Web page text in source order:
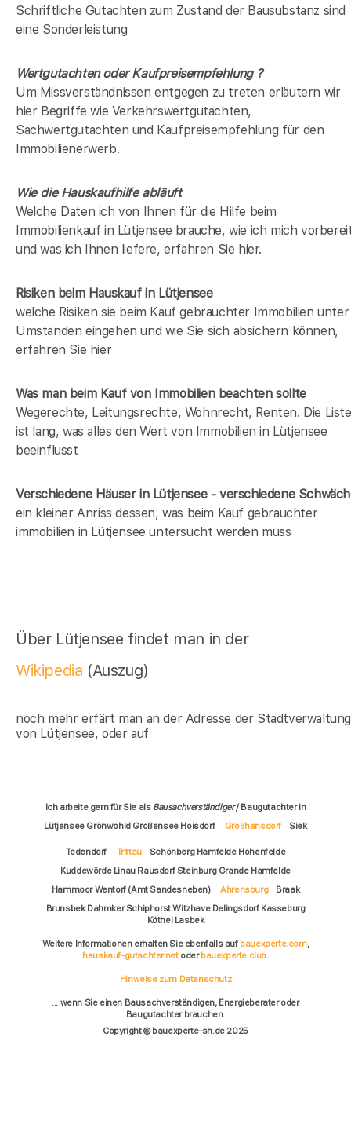
Schriftliche Gutachten zum Zustand der Bausubstanz sind
eine Sonderleistung
Wertgutachten oder Kaufpreisempfehlung ?
Um Missverständnissen entgegen zu treten erläutern wir
hier Begriffe wie Verkehrswertgutachten,
Sachwertgutachten und Kaufpreisempfehlung für den
Immobilienerwerb.
Wie die Hauskaufhilfe abläuft
Welche Daten ich von Ihnen für die Hilfe beim
Immobilienkauf in Lütjensee brauche, wie ich mich
und was ich Ihnen liefere, erfahren Sie hier.
Risiken beim Hauskaufin Lütjensee
welche Risiken sie beim Kauf gebrauchter Immobilien unter
Umständen eingehen und wie Sie sich absichern können,
erfahren Sie hier
Was man beim Kauf von Immobilien beachten sollte
Wegerechte, Leitungsrechte, Wohnrecht, Renten. Die Liste
ist lang, was alles den Wert von Immobilien in Lütjensee
beeinflusst
Verschiedene Häuser in Lütjensee - verschiedene
ein kleiner Anriss dessen, was beim Kauf gebrauchter
immobilien in Lütjensee untersucht werden muss
Über Lütjensee findet man in der
Wikipedia (Auszug)
noch mehr erfärt man an der Adresse der Stadtverwaltung
von Lütjensee, oder auf
Ich arbeite gern für Sie als Bausachverständiger/ Baugutachter in
Lütjensee Grönwohld Großensee Hoisdorf
Großhansdorf Siek
Todendorf Trittau
Schönberg Hamfelde Hohenfelde
Kuddewörde Linau Rausdorf Steinburg Grande Hamfelde
Hammoor Wentorf (Amt Sandesneben)
Ahrensburg
Braak
Brunsbek Dahmker Schiphorst Witzhave Delingsdorf Kasseburg
Köthel Lasbek
Weitere Informationen erhalten Sie ebenfalls auf bauexperte.com,
hauskauf-gutachter.netoderbauexperte.club.
Hinweise zum Datenschutz
... wenn Sie einen Bausachverständigen, Energieberater oder
Baugutachter brauchen.
Copyright © bauexperte-sh.de 2025